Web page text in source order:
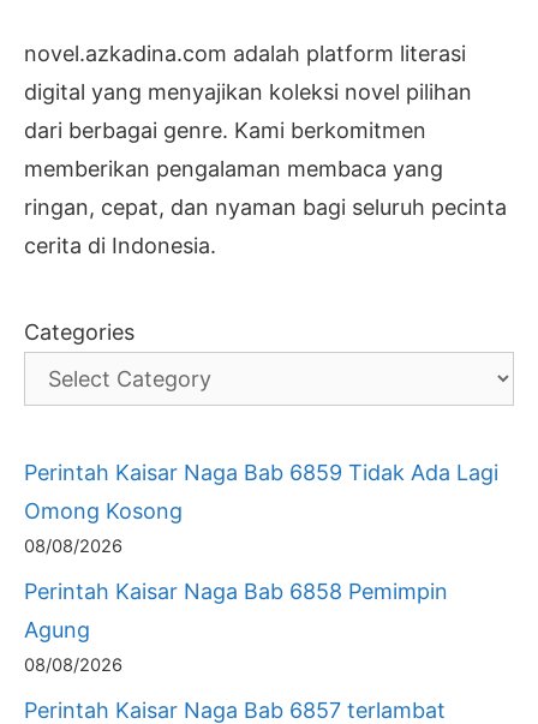
novel.azkadina.com adalah platform literasi
digital yang menyajikan koleksi novel pilihan
dari berbagai genre. Kami berkomitmen
memberikan pengalaman membaca yang
ringan, cepat, dan nyaman bagi seluruh pecinta
cerita di Indonesia.
Categories
Perintah Kaisar Naga Bab 6859 Tidak Ada Lagi
Omong Kosong
08/08/2026
Perintah Kaisar Naga Bab 6858 Pemimpin
Agung
08/08/2026
Perintah Kaisar Naga Bab 6857 terlambat